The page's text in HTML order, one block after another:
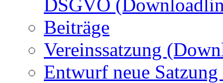
DSGVO
Beiträge
Vereinssatzung
Entwurf neue